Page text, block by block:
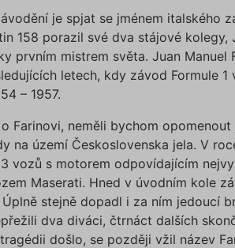
je spjat se jménem italského
158 porazil své dva stájové kolegy,
prvním mistrem světa. Juan
letech, kdy závod Formule
– 1957.
Farinovi, neměli bychom
na území Československa jela. V
vozů s motorem odpovídajícím
Maserati. Hned v úvodním kole
stejně dopadl i za ním jedoucí
dva diváci, čtrnáct dalších
došlo, se později vžil název